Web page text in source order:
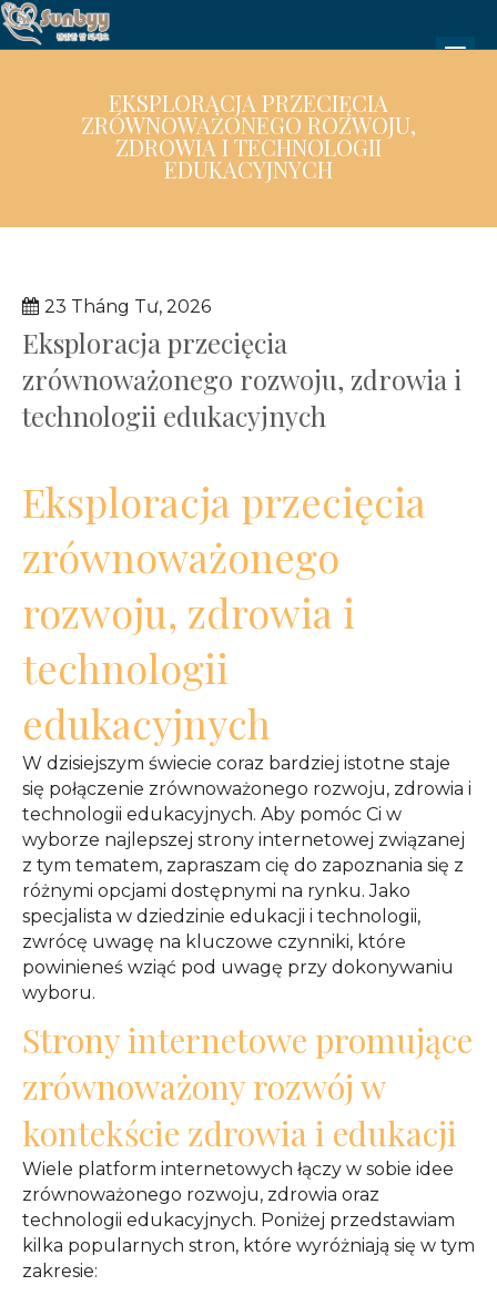
EKSPLORACJA PRZECIĘCIA
ZRÓWNOWAŻONEGO ROZWOJU,
ZDROWIA I TECHNOLOGII
EDUKACYJNYCH
23 Tháng Tư, 2026
Eksploracja przecięcia
zrównoważonego rozwoju, zdrowia i
technologii edukacyjnych
Eksploracja przecięcia
zrównoważonego
rozwoju, zdrowia i
technologii
edukacyjnych
W dzisiejszym świecie coraz bardziej istotne staje
się połączenie zrównoważonego rozwoju, zdrowia i
technologii edukacyjnych. Aby pomóc Ci w
wyborze najlepszej strony internetowej związanej
z tym tematem, zapraszam cię do zapoznania się z
różnymi opcjami dostępnymi na rynku. Jako
specjalista w dziedzinie edukacji i technologii,
zwrócę uwagę na kluczowe czynniki, które
powinieneś wziąć pod uwagę przy dokonywaniu
wyboru.
Strony internetowe promujące
zrównoważony rozwój w
kontekście zdrowia i edukacji
Wiele platform internetowych łączy w sobie idee
zrównoważonego rozwoju, zdrowia oraz
technologii edukacyjnych. Poniżej przedstawiam
kilka popularnych stron, które wyróżniają się w tym
zakresie: